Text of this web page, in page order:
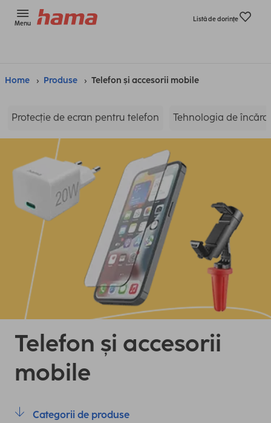
Menu
Listă de dorinţe
Home Produse Telefon și accesorii mobile
Protecție de ecran pentru telefon Tehnologia de
Telefon și accesorii
mobile
Categorii de produse